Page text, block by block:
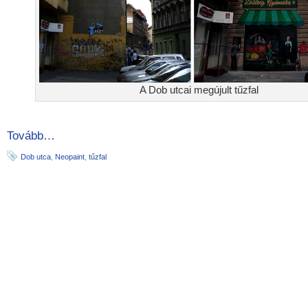
A Dob utcai megújult tűzfal
Tovább…
Dob utca Neopaint tűzfal